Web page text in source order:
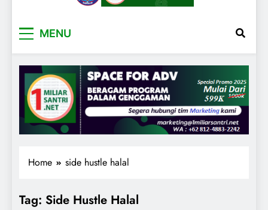
MENU
Home side hustle halal
Tag: Side Hustle Halal